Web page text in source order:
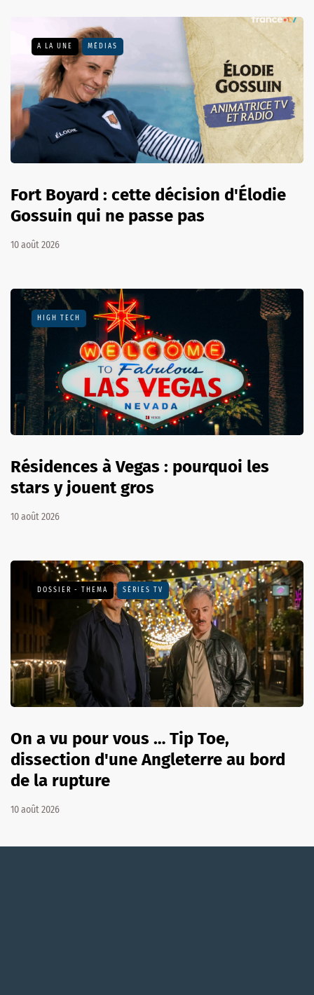
A LA UNE MÉDIAS
Fort Boyard : cette décision d'Élodie
Gossuin qui ne passe pas
10 août 2026
HIGH TECH
Résidences à Vegas : pourquoi les
stars y jouent gros
10 août 2026
DOSSIER - THEMA SÉRIES TV
On a vu pour vous … Tip Toe,
dissection d'une Angleterre au bord
de la rupture
10 août 2026